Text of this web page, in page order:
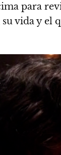
para
su vida y